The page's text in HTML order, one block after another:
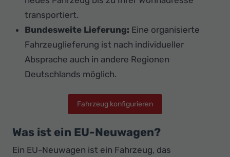
transportiert.
Bundesweite Lieferung: Eine organisierte
Fahrzeuglieferung ist nach individueller
Absprache auch in andere Regionen
Deutschlands möglich.
Fahrzeug konfigurieren
Was ist ein EU-Neuwagen?
Ein EU-Neuwagen ist ein Fahrzeug, das